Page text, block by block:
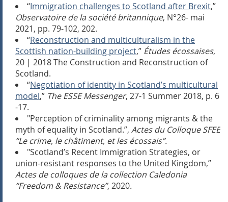
‘‘Immigration challenges to Scotland after Brexit,”
Observatoire de la société britannique, N°26- mai
2021, pp. 79-102, 202.
“Reconstruction and multiculturalism in the
Scottish nation-building project,” Études écossaises,
20 | 2018 The Construction and Reconstruction of
Scotland.
“Negotiation of identity in Scotland’s multicultural
model,” The ESSE Messenger, 27-1 Summer 2018, p. 6
-17.
"Perception of criminality among migrants & the
myth of equality in Scotland.”, Actes du Colloque SFEE
“Le crime, le châtiment, et les écossais”.
"Scotland’s Recent Immigration Strategies, or
union-resistant responses to the United Kingdom,”
Actes de colloques de la collection Caledonia
“Freedom & Resistance”, 2020.